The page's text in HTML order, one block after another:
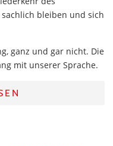
bleiben und sich
ganz und gar nicht. Die
mit unserer Sprache.